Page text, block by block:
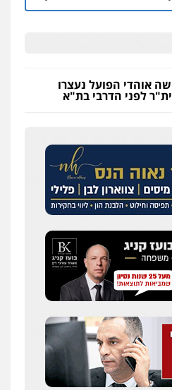
אוהדי הפועל נעצרו
לפני הדרבי בת"א